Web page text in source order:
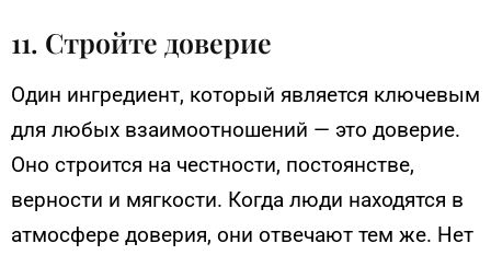
11. Стройте доверие
Один ингредиент, который является ключевым
для любых взаимоотношений — это доверие.
Оно строится на честности, постоянстве,
верности и мягкости. Когда люди находятся в
атмосфере доверия, они отвечают тем же. Нет